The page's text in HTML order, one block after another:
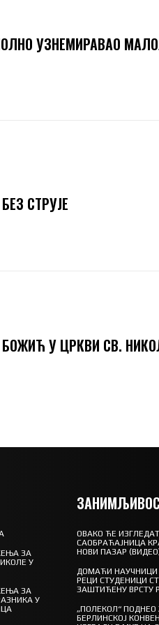
УЗНЕМИРАВАО
СТРУЈЕ
У ЦРКВИ СВ.
ЗА
У
ЗА
У
ОВАКО ЋЕ
САОБРАЋАЈНИЦА
НОВИ ПАЗАР
ДОМАЋИ НАУЧНИЦИ
РЕЦИ СТУДЕНИЦИ
ЗАШТИЋЕНУ ВРСТУ
„ПОЛЕКОЛ“
БЕРЛИНСКОЈ